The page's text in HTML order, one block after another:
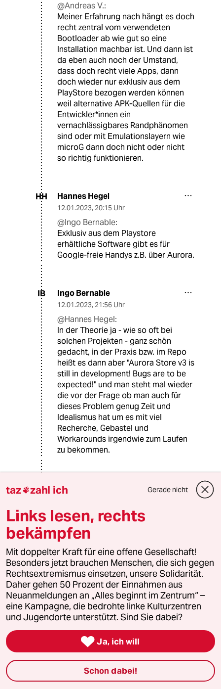
@Andreas V.:
Meiner Erfahrung nach hängt es doch
recht zentral vom verwendeten
Bootloader ab wie gut so eine
Installation machbar ist. Und dann ist
da eben auch noch der Umstand,
dass doch recht viele Apps, dann
doch wieder nur exklusiv aus dem
PlayStore bezogen werden können
weil alternative APK-Quellen für die
Entwickler*innen ein
vernachlässigbares Randphänomen
sind oder mit Emulationslayern wie
microG dann doch nicht oder nicht
so richtig funktionieren.
HH Hannes Hegel
12.01.2023, 20:15 Uhr
@Ingo Bernable:
Exklusiv aus dem Playstore
erhältliche Software gibt es für
Google-freie Handys z.B. über Aurora.
IB Ingo Bernable
12.01.2023, 21:56 Uhr
@Hannes Hegel:
In der Theorie ja - wie so oft bei
solchen Projekten - ganz schön
gedacht, in der Praxis bzw. im Repo
heißt es dann aber "Aurora Store v3 is
still in development! Bugs are to be
expected!" und man steht mal wieder
die vor der Frage ob man auch für
dieses Problem genug Zeit und
Idealismus hat um es mit viel
Recherche, Gebastel und
Workarounds irgendwie zum Laufen
zu bekommen.
R Ringsle
@Hannes Hegel:
das /e os hat einen Playstore, das ist
ja gerade der Witz. Man hat vollen
Zugriff auf den kompletten Google-
Playstore, aber mit einem anonymen
Account.
TT Tom Truijen
13.01.2023,11:13 Uhr
@Ringsle:
Für mich ist der Grund das ich noch
nicht gewechselt hae, das ich nicht
weiß ob die ganze Bestimmungsapps
für Vogel und andere Tieren und auch
taz zahl ich Gerade nicht
Links lesen, rechts
bekämpfen
Mit doppelter Kraft für eine offene Gesellschaft!
Besonders jetzt brauchen Menschen, die sich gegen
Rechtsextremismus einsetzen, unsere Solidarität.
Daher gehen 50 Prozent der Einnahmen aus
Neuanmeldungen an „Alles beginnt im Zentrum“ –
eine Kampagne, die bedrohte linke Kulturzentren
und Jugendorte unterstützt. Sind Sie dabei?
 Ja, ich will
Schon dabei!